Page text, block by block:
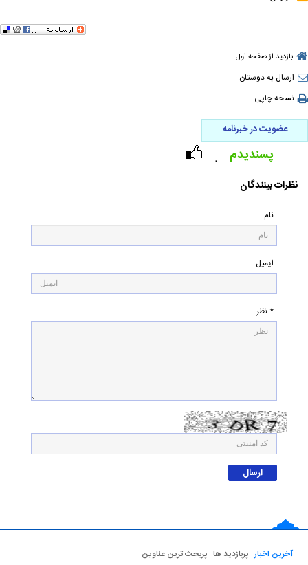
بازدید از صفحه اول
ارسال به دوستان
نسخه چاپی
عضویت در خبرنامه
۰ پسندیدم
نظرات بینندگان
نام
ایمیل
* نظر
آخرین اخبار پربازدید ها پربحث ترین عناوین